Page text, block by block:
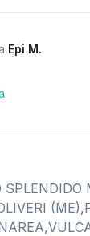
Epi M.
SPLENDIDO